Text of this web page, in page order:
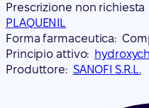
Prescrizione non richiesta
PLAQUENIL
Forma farmaceutica:
Principio attivo:
Produttore: SANOFI S.R.L.